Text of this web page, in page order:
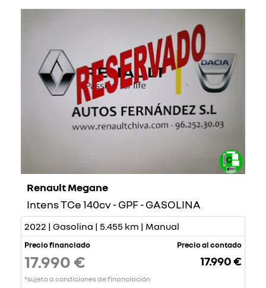
Renault Megane
Intens TCe 140cv - GPF - GASOLINA
2022 | Gasolina | 5.455 km | Manual
Precio financiado
17.990 €
*sujeto a condiciones de financiación
Precio al contado
17.990 €